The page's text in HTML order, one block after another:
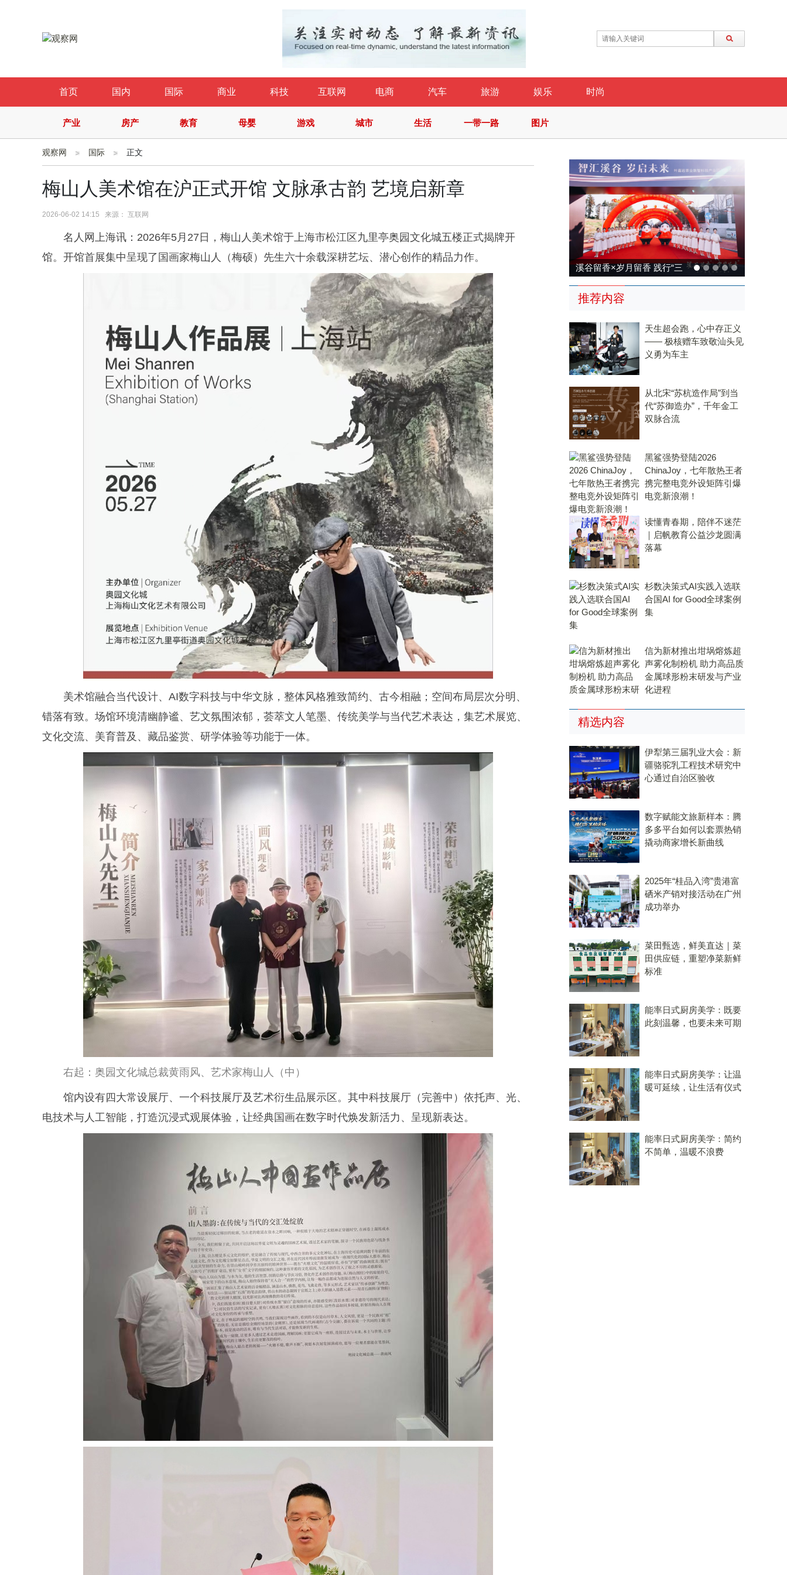
首页 国内 国际 商业 科技 互联网 电商 汽车 旅游 娱乐 时尚
产业 房产 教育 母婴 游戏 城市 生活 一带一路 图片
观察网 国际 正文
梅山人美术馆在沪正式开馆 文脉承古韵 艺境启新章
2026-06-02 14:15 来源： 互联网
名人网上海讯：2026年5月27日，梅山人美术馆于上海市松江区九里亭奥园文化城五楼正式揭牌开
馆。开馆首展集中呈现了国画家梅山人（梅硕）先生六十余载深耕艺坛、潜心创作的精品力作。
美术馆融合当代设计、AI数字科技与中华文脉，整体风格雅致简约、古今相融；空间布局层次分明、
错落有致。场馆环境清幽静谧、艺文氛围浓郁，荟萃文人笔墨、传统美学与当代艺术表达，集艺术展览、
文化交流、美育普及、藏品鉴赏、研学体验等功能于一体。
右起：奥园文化城总裁黄雨风、艺术家梅山人（中）
馆内设有四大常设展厅、一个科技展厅及艺术衍生品展示区。其中科技展厅（完善中）依托声、光、
电技术与人工智能，打造沉浸式观展体验，让经典国画在数字时代焕发新活力、呈现新表达。
溪谷留香×岁月留香 践行“三
茶统筹”，传承传统，科技兴
推荐内容
天生超会跑，心中存正义
—— 极核赠车致敬汕头见
义勇为车主
从北宋“苏杭造作局”到当
代“苏御造办”，千年金工
双脉合流
黑鲨强势登陆2026
ChinaJoy，七年散热王者
携完整电竞外设矩阵引爆
电竞新浪潮！
读懂青春期，陪伴不迷茫
｜启帆教育公益沙龙圆满
落幕
杉数决策式AI实践入选联
合国AI for Good全球案例
集
信为新材推出坩埚熔炼超
声雾化制粉机 助力高品质
金属球形粉末研发与产业
化进程
精选内容
伊犁第三届乳业大会：新
疆骆驼乳工程技术研究中
心通过自治区验收
数字赋能文旅新样本：腾
多多平台如何以套票热销
撬动商家增长新曲线
2025年“桂品入湾”贵港富
硒米产销对接活动在广州
成功举办
菜田甄选，鲜美直达｜菜
田供应链，重塑净菜新鲜
标准
能率日式厨房美学：既要
此刻温馨，也要未来可期
能率日式厨房美学：让温
暖可延续，让生活有仪式
能率日式厨房美学：简约
不简单，温暖不浪费